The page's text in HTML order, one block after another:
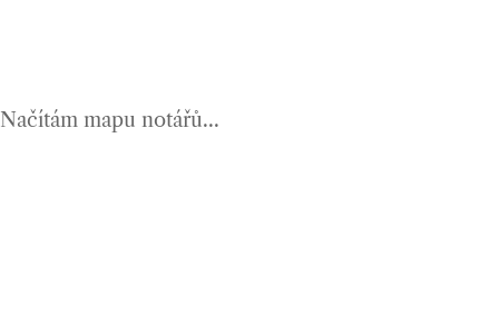
Načítám mapu notářů...